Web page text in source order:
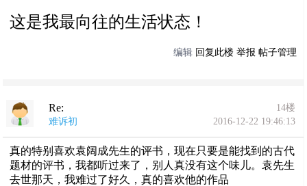
这是我最向往的生活状态！
编辑 回复此楼 举报 帖子管理
Re:
14楼
难诉初
2016-12-22 19:46:13
真的特别喜欢袁阔成先生的评书，现在只要是能找到的古代
题材的评书，我都听过来了，别人真没有这个味儿。袁先生
去世那天，我难过了好久，真的喜欢他的作品